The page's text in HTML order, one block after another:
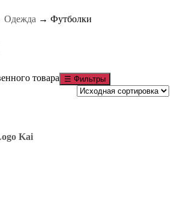
Одежда → Футболки
☰ Фильтры
товара
Kai